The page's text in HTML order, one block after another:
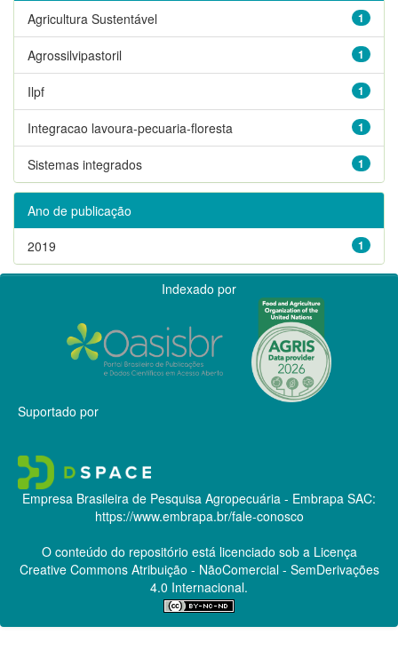
1
Agricultura Sustentável
1
Agrossilvipastoril
1
Ilpf
1
Integracao lavoura-pecuaria-floresta
1
Sistemas integrados
Ano de publicação
1
2019
Indexado por
Suportado por
Empresa Brasileira de Pesquisa Agropecuária - Embrapa SAC:
https://www.embrapa.br/fale-conosco
O conteúdo do repositório está licenciado sob a Licença
Creative CommonsAtribuição - NãoComercial - SemDerivações
4.0 Internacional.